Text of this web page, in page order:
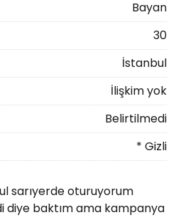
Bayan
30
İstanbul
İlişkim yok
Belirtilmedi
* Gizli
sarıyerde oturuyorum
diye baktım ama kampanya